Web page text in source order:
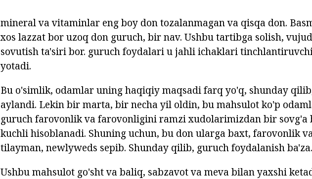
mineral va vitaminlar eng boy don tozalanmagan va qisqa don.
xos lazzat bor uzoq don guruch, bir nav. Ushbu tartibga solish,
sovutish ta'siri bor. guruch foydalari u jahli ichaklari
yotadi.
Bu o'simlik, odamlar uning haqiqiy maqsadi farq yo'q, shunday
aylandi. Lekin bir marta, bir necha yil oldin, bu mahsulot ko'p
guruch farovonlik va farovonligini ramzi xudolarimizdan bir sovg'a
kuchli hisoblanadi. Shuning uchun, bu don ularga baxt, farovonlik
tilayman, newlyweds sepib. Shunday qilib, guruch foydalanish ba'za.
Ushbu mahsulot go'sht va baliq, sabzavot va meva bilan yaxshi